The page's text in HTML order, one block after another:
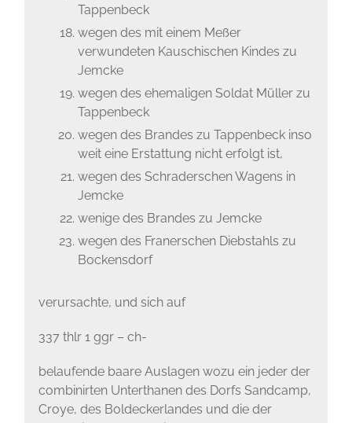
Tappenbeck
wegen des mit einem Meßer
verwundeten Kauschischen Kindes zu
Jemcke
wegen des ehemaligen Soldat Müller zu
Tappenbeck
wegen des Brandes zu Tappenbeck inso
weit eine Erstattung nicht erfolgt ist,
wegen des Schraderschen Wagens in
Jemcke
wenige des Brandes zu Jemcke
wegen des Franerschen Diebstahls zu
Bockensdorf
verursachte, und sich auf
337 thlr 1 ggr – ch-
belaufende baare Auslagen wozu ein jeder der
combinirten Unterthanen des Dorfs Sandcamp,
Croye, des Boldeckerlandes und die der